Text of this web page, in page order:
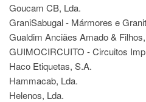
Goucam CB, Lda.
GraniSabugal - Mármores e
Gualdim Anciães Amado &
GUIMOCIRCUITO - Circuitos
Haco Etiquetas, S.A.
Hammacab, Lda.
Helenos, Lda.